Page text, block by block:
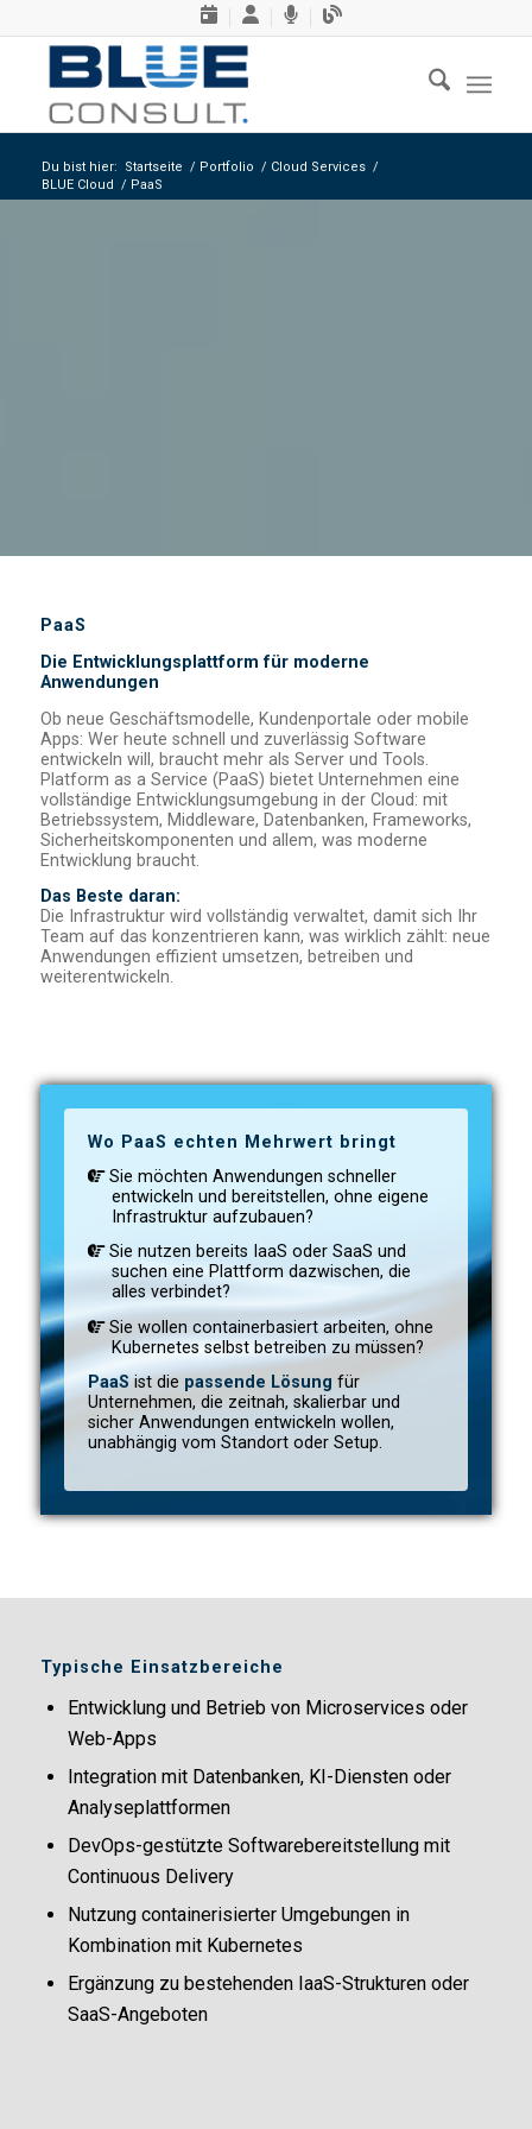
Du bist hier: Startseite / Portfolio / Cloud Services /
BLUE Cloud / PaaS
PaaS
Die Entwicklungsplattform für moderne
Anwendungen
Ob neue Geschäftsmodelle, Kundenportale oder mobile
Apps: Wer heute schnell und zuverlässig Software
entwickeln will, braucht mehr als Server und Tools.
Platform as a Service (PaaS) bietet Unternehmen eine
vollständige Entwicklungsumgebung in der Cloud: mit
Betriebssystem, Middleware, Datenbanken, Frameworks,
Sicherheitskomponenten und allem, was moderne
Entwicklung braucht.
Das Beste daran:
Die Infrastruktur wird vollständig verwaltet, damit sich Ihr
Team auf das konzentrieren kann, was wirklich zählt: neue
Anwendungen effizient umsetzen, betreiben und
weiterentwickeln.
Wo PaaS echten Mehrwert bringt
Sie möchten Anwendungen schneller
entwickeln und bereitstellen, ohne eigene
Infrastruktur aufzubauen?
Sie nutzen bereits IaaS oder SaaS und
suchen eine Plattform dazwischen, die
alles verbindet?
Sie wollen containerbasiert arbeiten, ohne
Kubernetes selbst betreiben zu müssen?
PaaSist die passende Lösung für
Unternehmen, die zeitnah, skalierbar und
sicher Anwendungen entwickeln wollen,
unabhängig vom Standort oder Setup.
Typische Einsatzbereiche
Entwicklung und Betrieb von Microservices oder
Web-Apps
Integration mit Datenbanken, KI-Diensten oder
Analyseplattformen
DevOps-gestützte Softwarebereitstellung mit
Continuous Delivery
Nutzung containerisierter Umgebungen in
Kombination mit Kubernetes
Ergänzung zu bestehenden IaaS-Strukturen oder
SaaS-Angeboten